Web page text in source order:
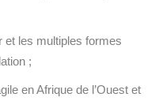
et les multiples formes
;
en Afrique de l’Ouest et